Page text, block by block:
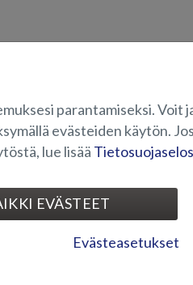
JA
parantamiseksi. Voit
evästeiden käytön.
lue lisää
EVÄSTEET
Evästeasetukset